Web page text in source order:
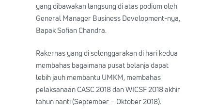
yang dibawakan langsung di atas podium oleh
General Manager Business Development-nya,
Bapak Sofian Chandra.
Rakernas yang di selenggarakan di hari kedua
membahas bagaimana pusat belanja dapat
lebih jauh membantu UMKM, membahas
pelaksanaan CASC 2018 dan WICSF 2018 akhir
tahun nanti (September – Oktober 2018).